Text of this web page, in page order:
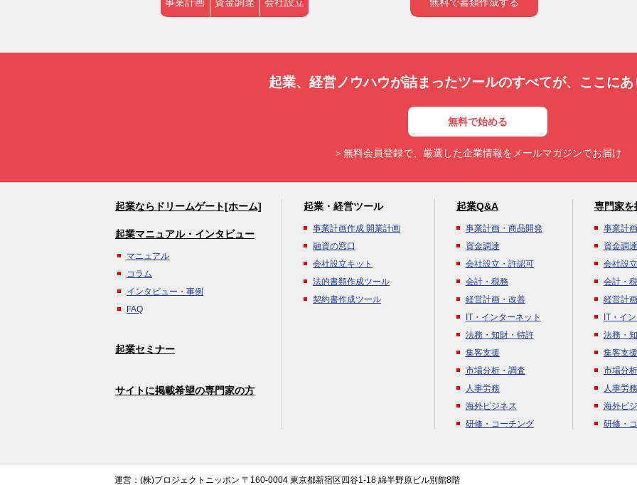
起業、経営ノウハウが詰まったツールのすべてが、 ここに
無料で始める
＞無料会員登録で、厳選した企業情報をメールマガジンでお届け
起業ならドリームゲート[ホーム]
起業マニュアル・インタビュー
マニュアル
コラム
インタビュー・事例
FAQ
起業セミナー
サイトに掲載希望の専門家の方
起業・経営ツール
事業計画作成 開業計画
融資の窓口
会社設立キット
法的書類作成ツール
契約書作成ツール
起業Q&A
事業計画・商品開発
資金調達
会社設立・許認可
会計・税務
経営計画・改善
IT・インターネット
法務・知財・特許
集客支援
市場分析・調査
人事労務
海外ビジネス
研修・コーチング
専門家を
事業計
資金調達
会社設
会計・
経営計
IT・イ
法務・
集客支援
市場分
人事労務
海外ビ
研修・
運営：(株)プロジェクトニッポン 〒160-0004 東京都新宿区四谷1-18 綿半野原ビル別館8階